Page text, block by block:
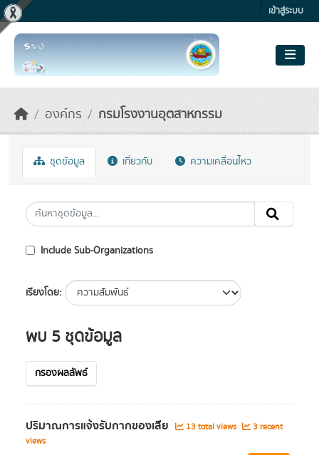
Skip to main content เข้าสู่ระบบ
องค์กร กรมโรงงานอุตสาหกรรม
ชุดข้อมูล เกี่ยวกับ ความเคลื่อนไหว
Include Sub-Organizations
เรียงโดย
พบ 5 ชุดข้อมูล
กรองผลลัพธ์
ปริมาณการแจ้งรับกากของเสีย 13 total views
3 recent
views